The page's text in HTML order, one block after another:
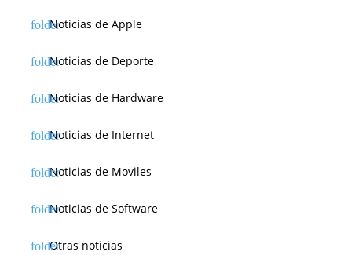
Noticias de Apple
Noticias de Deporte
Noticias de Hardware
Noticias de Internet
Noticias de Moviles
Noticias de Software
Otras noticias